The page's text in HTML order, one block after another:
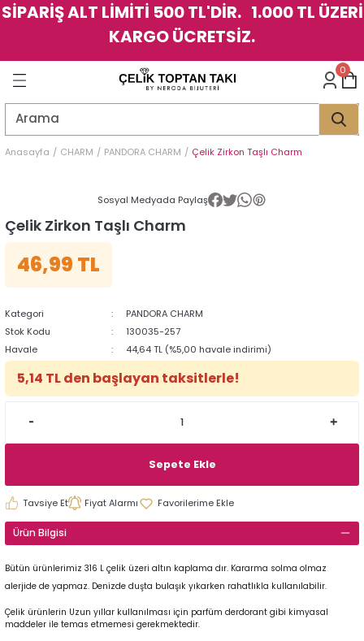
SİPARİŞ ALT LİMİTİ 500 TL'DİR. 1.000 TL ÜZERİ
KARGO ÜCRETSİZ.
Geri Dön
Geri Dön
Geri Dön
Geri Dön
Geri Dön
Geri Dön
0
Anasayfa CHARM PANDORA CHARM Çelik Zirkon Taşlı Charm
Sosyal Medyada Paylaş
Çelik Zirkon Taşlı Charm
46,99 TL
Kategori
PANDORA CHARM
Stok Kodu
130035-257
Havale
44,64 TL (%5,00 havale indirimi)
5,14 TL den başlayan taksitlerle!
Sepete Ekle
Tavsiye Et Fiyat Alarmı
Ürün Bilgisi
Bütün ürünlerimiz 316 L çelik üzeri altın kaplama dır. Kararma solma olmaz
alerjide de yapmaz. Denizde duşta bulaşık yıkarken rahatlıkla kullanılabilir.
Çelik ürünlerin Uzun yıllar kullanılması için parfüm derdorant gibi kimyasal
maddeler ile temas etmemesi gerekmektedir.
Geri Dön
Geri Dön
Geri Dön
Geri Dön
Geri Dön
Geri Dön